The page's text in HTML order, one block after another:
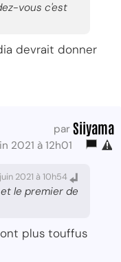
vous c'est
devrait donner
par Siiyama
2021 à 12h01
2021 à 10h54
le premier de
plus touffus